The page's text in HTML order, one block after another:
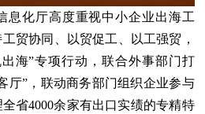
息化厅高度重视中小企业出海工
贸协同、以贸促工、以工强贸，
海”专项行动，联合外事部门打
厅”，联动商务部门组织企业参与
省4000余家有出口实绩的专精特